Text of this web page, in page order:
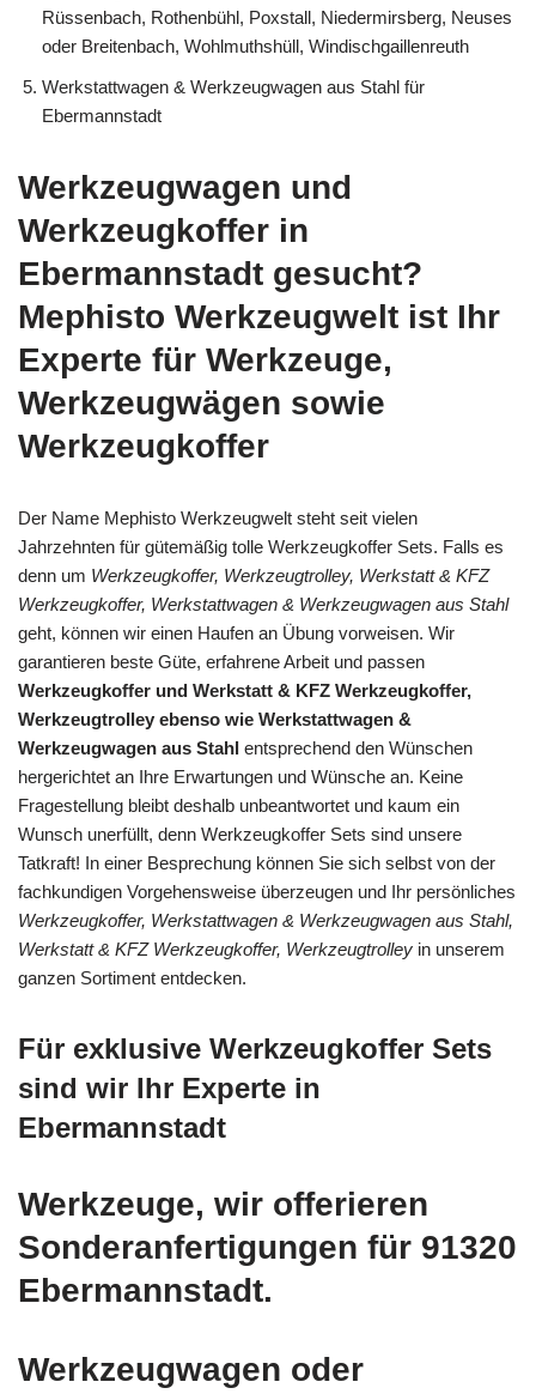
Rüssenbach, Rothenbühl, Poxstall, Niedermirsberg, Neuses
oder Breitenbach, Wohlmuthshüll, Windischgaillenreuth
Werkstattwagen & Werkzeugwagen aus Stahl für
Ebermannstadt
Werkzeugwagen und
Werkzeugkoffer in
Ebermannstadt gesucht?
Mephisto Werkzeugwelt ist Ihr
Experte für Werkzeuge,
Werkzeugwägen sowie
Werkzeugkoffer
Der Name Mephisto Werkzeugwelt steht seit vielen
Jahrzehnten für gütemäßig tolle Werkzeugkoffer Sets. Falls es
denn um Werkzeugkoffer, Werkzeugtrolley, Werkstatt & KFZ
Werkzeugkoffer, Werkstattwagen & Werkzeugwagen aus Stahl
geht, können wir einen Haufen an Übung vorweisen. Wir
garantieren beste Güte, erfahrene Arbeit und passen
Werkzeugkoffer und Werkstatt & KFZ Werkzeugkoffer,
Werkzeugtrolley ebenso wie Werkstattwagen &
Werkzeugwagen aus Stahl entsprechend den Wünschen
hergerichtet an Ihre Erwartungen und Wünsche an. Keine
Fragestellung bleibt deshalb unbeantwortet und kaum ein
Wunsch unerfüllt, denn Werkzeugkoffer Sets sind unsere
Tatkraft! In einer Besprechung können Sie sich selbst von der
fachkundigen Vorgehensweise überzeugen und Ihr persönliches
Werkzeugkoffer, Werkstattwagen & Werkzeugwagen aus Stahl,
Werkstatt & KFZ Werkzeugkoffer, Werkzeugtrolley in unserem
ganzen Sortiment entdecken.
Für exklusive Werkzeugkoffer Sets
sind wir Ihr Experte in
Ebermannstadt
Werkzeuge, wir offerieren
Sonderanfertigungen für 91320
Ebermannstadt.
Werkzeugwagen oder